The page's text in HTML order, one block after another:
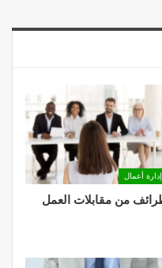
إدارة أعمال
من مقابلات العمل